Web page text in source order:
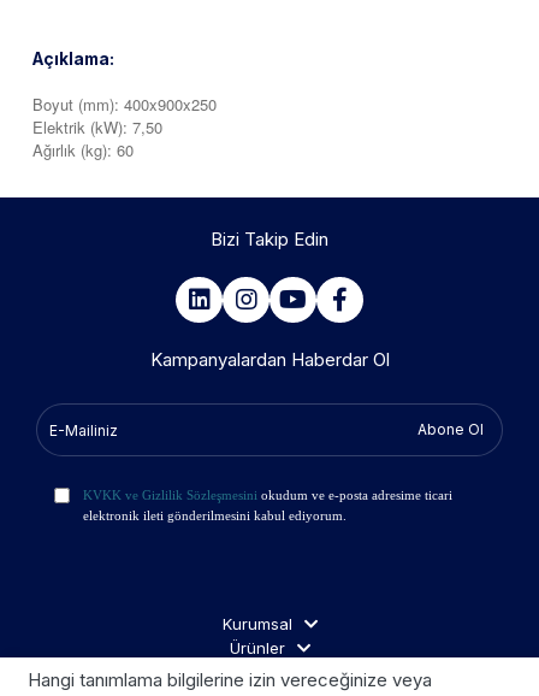
Açıklama:
Boyut (mm): 400x900x250
Elektrik (kW): 7,50
Ağırlık (kg): 60
Bizi Takip Edin
Kampanyalardan Haberdar Ol
Abone Ol
KVKK ve Gizlilik Sözleşmesini okudum ve e-posta adresime ticari
elektronik ileti gönderilmesini kabul ediyorum.
Kurumsal
Ürünler
İş Ortakları
Hangi tanımlama bilgilerine izin vereceğinize veya